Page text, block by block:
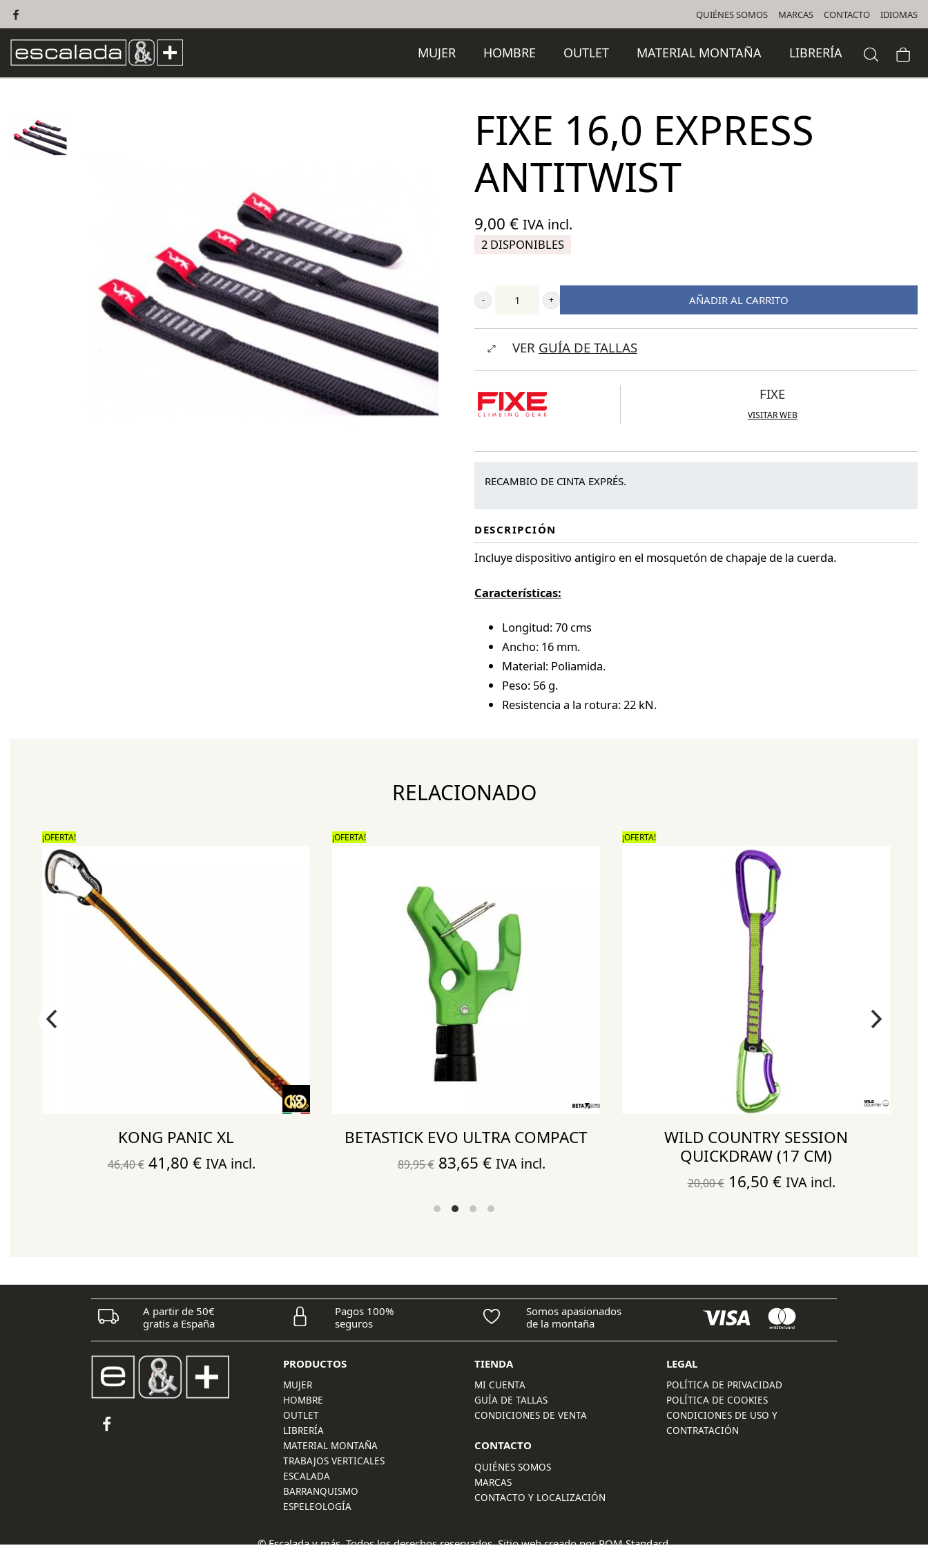
QUIÉNES SOMOS MARCAS CONTACTO IDIOMAS
MUJER HOMBRE OUTLET MATERIAL MONTAÑA LIBRERÍA
FIXE 16,0 EXPRESS
ANTITWIST
9,00 € IVA incl.
2 DISPONIBLES
Fixe
16,0
Express
Antitwist
AÑADIR AL CARRITO
VER GUÍA DE TALLAS
FIXE
VISITAR WEB
RECAMBIO DE CINTA EXPRÉS.
DESCRIPCIÓN
Incluye dispositivo antigiro en el mosquetón de chapaje de la cuerda.
Características:
Longitud: 70 cms
Ancho: 16 mm.
Material: Poliamida.
Peso: 56 g.
Resistencia a la rotura: 22 kN.
RELACIONADO
¡OFERTA!
KONG PANIC XL
46,40€ El
41,80 €El
IVA incl.
¡OFERTA!
BETASTICK EVO ULTRA COMPACT
89,95€ El
original
83,65 €El
actual
IVA incl.
¡OFERTA!
WILD COUNTRY SESSION
QUICKDRAW (17 CM)
20,00€ El
16,50 €El
IVA incl.
A partir de 50€
gratis a España
Pagos 100%
seguros
Somos apasionados
de la montaña
PRODUCTOS
MUJER
HOMBRE
OUTLET
LIBRERÍA
MATERIAL MONTAÑA
TRABAJOS VERTICALES
ESCALADA
BARRANQUISMO
ESPELEOLOGÍA
TIENDA
MI CUENTA
GUÍA DE TALLAS
CONDICIONES DE VENTA
CONTACTO
QUIÉNES SOMOS
MARCAS
CONTACTO Y LOCALIZACIÓN
LEGAL
POLÍTICA DE PRIVACIDAD
POLÍTICA DE COOKIES
CONDICIONES DE USO Y
CONTRATACIÓN
© Escalada y más. Todos los derechos reservados. Sitio web creado porPOM Standard.